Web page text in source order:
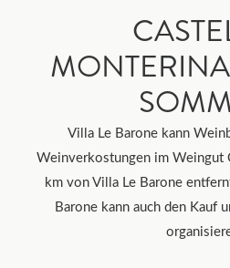
Villa Le Barone kann
Weinverkostungen im Weingut
km von Villa Le Barone
Barone kann auch den Kauf